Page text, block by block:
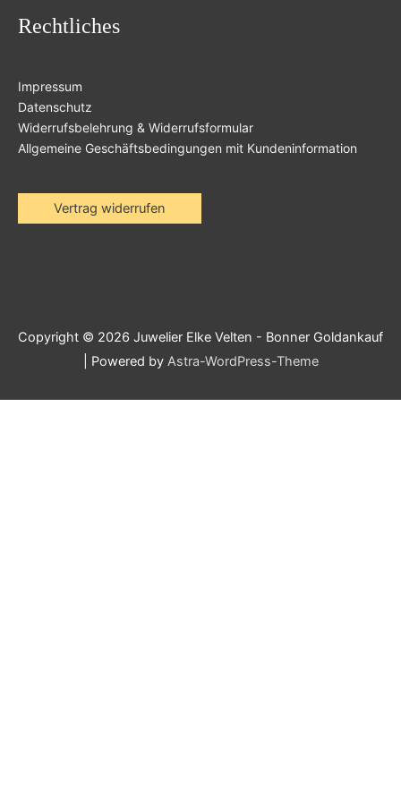
Rechtliches
Impressum
Datenschutz
Widerrufsbelehrung & Widerrufsformular
Allgemeine Geschäftsbedingungen mit Kundeninformation
Vertrag widerrufen
Copyright © 2026 Juwelier Elke Velten - Bonner Goldankauf
| Powered by Astra-WordPress-Theme